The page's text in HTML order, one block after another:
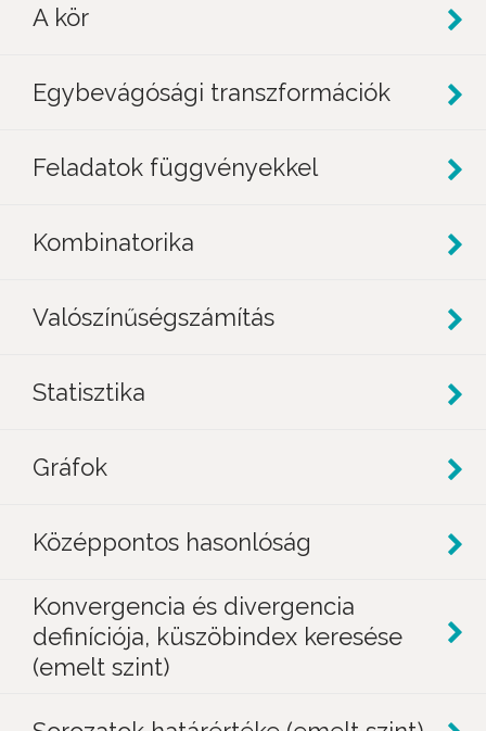
A kör
Egybevágósági transzformációk
Feladatok függvényekkel
Kombinatorika
Valószínűségszámítás
Statisztika
Gráfok
Középpontos hasonlóság
Konvergencia és divergencia
definíciója, küszöbindex keresése
(emelt szint)